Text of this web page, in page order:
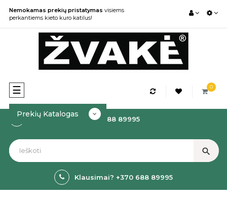
Nemokamas prekių pristatymas visiems
perkantiems kieto kuro katilus!
Toggle
navigation
☰ 0
Kaip Užsakyti? +370 688 89995
Prekių Katalogas
search
Klausimai? +370 688 89995